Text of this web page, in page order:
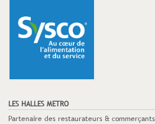
LES HALLES METRO
Partenaire des restaurateurs &